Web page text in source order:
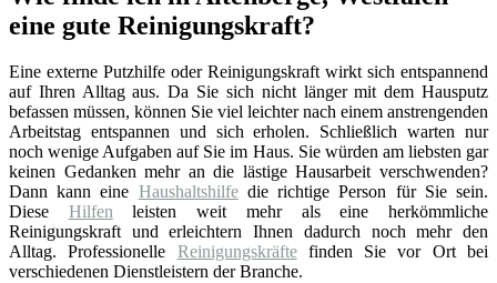
eine gute Reinigungskraft?
Eine externe Putzhilfe oder Reinigungskraft wirkt sich entspannend
auf Ihren Alltag aus. Da Sie sich nicht länger mit dem Hausputz
befassen müssen, können Sie viel leichter nach einem anstrengenden
Arbeitstag entspannen und sich erholen. Schließlich warten nur
noch wenige Aufgaben auf Sie im Haus. Sie würden am liebsten gar
keinen Gedanken mehr an die lästige Hausarbeit verschwenden?
Dann kann eine Haushaltshilfedie richtige Person für Sie sein.
Diese Hilfenleisten weit mehr als eine herkömmliche
Reinigungskraft und erleichtern Ihnen dadurch noch mehr den
Alltag. Professionelle Reinigungskräftefinden Sie vor Ort bei
verschiedenen Dienstleistern der Branche.